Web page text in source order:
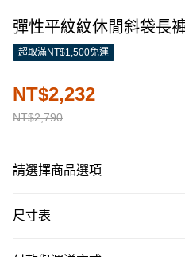
彈性平紋紋休閒斜袋長
超取滿NT$1,500免運
NT$2,790
NT$2,232
請選擇商品選項
尺寸表